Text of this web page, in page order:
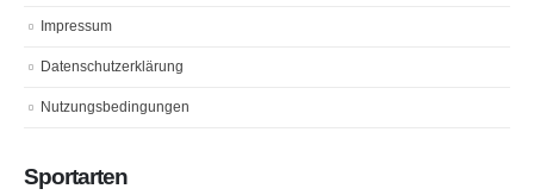
Impressum
Datenschutzerklärung
Nutzungsbedingungen
Sportarten